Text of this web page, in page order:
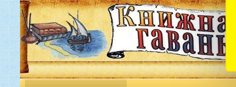
Книжная гавань - интернет-
магазин учебной литературы